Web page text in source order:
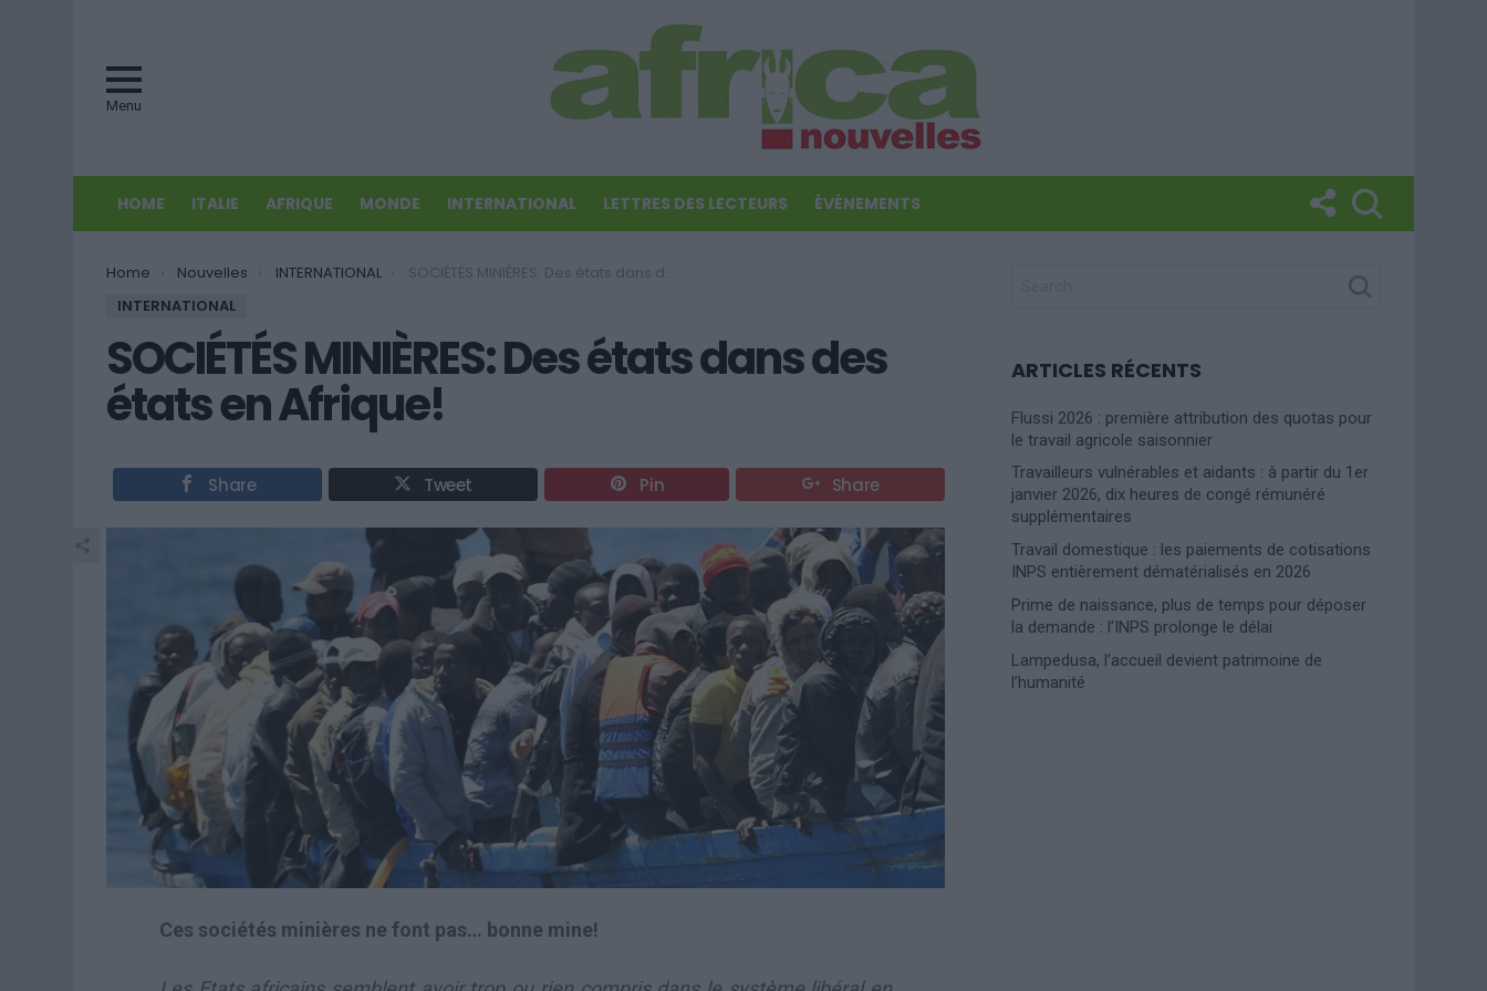
Menu
HOME ITALIE AFRIQUE MONDE INTERNATIONAL LETTRES DES LECTEURS ÉVÉNEMENTS
You are here:
Home Nouvelles INTERNATIONAL
SOCIÉTÉS MINIÈRES: Des états dans des états en Afrique!
INTERNATIONAL
SOCIÉTÉS MINIÈRES: Des états dans des
états en Afrique!
Share Tweet Pin Share
Ces sociétés minières ne font pas… bonne mine!
ARTICLES RÉCENTS
Flussi 2026 : première attribution des quotas pour
le travail agricole saisonnier
Travailleurs vulnérables et aidants : à partir du 1er
janvier 2026, dix heures de congé rémunéré
supplémentaires
Travail domestique : les paiements de cotisations
INPS entièrement dématérialisés en 2026
Prime de naissance, plus de temps pour déposer
la demande : l’INPS prolonge le délai
Lampedusa, l’accueil devient patrimoine de
l’humanité